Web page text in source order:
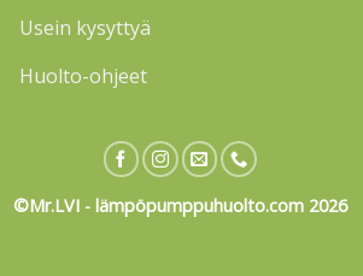
Usein kysyttyä
Huolto-ohjeet
©Mr.LVI - lämpöpumppuhuolto.com 2026